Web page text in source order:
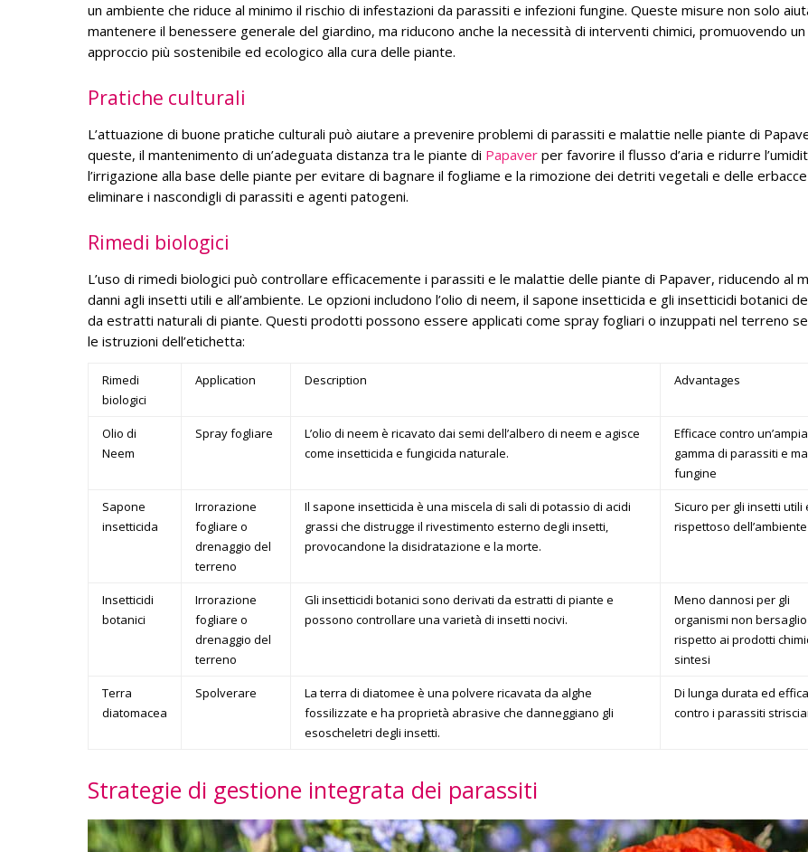
un ambiente che riduce al minimo il rischio di infestazioni da parassiti e infezioni fungine. Queste misure non solo
mantenere il benessere generale del giardino, ma riducono anche la necessità di interventi chimici, promuovendo un
approccio più sostenibile ed ecologico alla cura delle piante.
Pratiche culturali
L’attuazione di buone pratiche culturali può aiutare a prevenire problemi di parassiti e malattie nelle piante di
queste, il mantenimento di un’adeguata distanza tra le piante di Papaver per favorire il flusso d’aria e ridurre
l’irrigazione alla base delle piante per evitare di bagnare il fogliame e la rimozione dei detriti vegetali e delle
eliminare i nascondigli di parassiti e agenti patogeni.
Rimedi biologici
L’uso di rimedi biologici può controllare efficacemente i parassiti e le malattie delle piante di Papaver, riducendo al
danni agli insetti utili e all’ambiente. Le opzioni includono l’olio di neem, il sapone insetticida e gli insetticidi botanici
da estratti naturali di piante. Questi prodotti possono essere applicati come spray fogliari o inzuppati nel terreno
le istruzioni dell’etichetta:
Rimedi
biologici
Application Description Advantages
Olio di
Neem
Spray fogliare
L’olio di neem è ricavato dai semi dell’albero di neem e agisce
come insetticida e fungicida naturale.
Efficace contro un’ampia
gamma di parassiti e
fungine
Sapone
insetticida
Irrorazione
fogliare o
drenaggio del
terreno
Il sapone insetticida è una miscela di sali di potassio di acidi
grassi che distrugge il rivestimento esterno degli insetti,
provocandone la disidratazione e la morte.
Sicuro per gli insetti utili
rispettoso dell’ambiente
Insetticidi
botanici
Irrorazione
fogliare o
drenaggio del
terreno
Gli insetticidi botanici sono derivati da estratti di piante e
possono controllare una varietà di insetti nocivi.
Meno dannosi per gli
organismi non bersaglio
rispetto ai prodotti
sintesi
Terra
diatomacea
Spolverare
La terra di diatomee è una polvere ricavata da alghe
fossilizzate e ha proprietà abrasive che danneggiano gli
esoscheletri degli insetti.
Di lunga durata ed
contro i parassiti
Strategie di gestione integrata dei parassiti